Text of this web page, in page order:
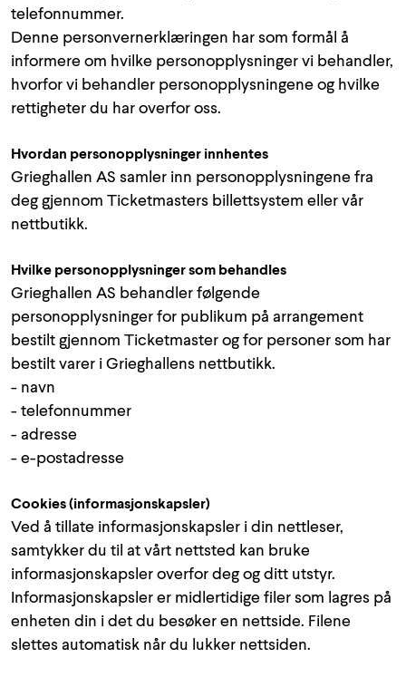
telefonnummer.
Denne personvernerklæringen har som formål å
informere om hvilke personopplysninger vi behandler,
hvorfor vi behandler personopplysningene og hvilke
rettigheter du har overfor oss.
Hvordan personopplysninger innhentes
Grieghallen AS samler inn personopplysningene fra
deg gjennom Ticketmasters billettsystem eller vår
nettbutikk.
Hvilke personopplysninger som behandles
Grieghallen AS behandler følgende
personopplysninger for publikum på arrangement
bestilt gjennom Ticketmaster og for personer som har
bestilt varer i Grieghallens nettbutikk.
- navn
- telefonnummer
- adresse
- e-postadresse
Cookies (informasjonskapsler)
Ved å tillate informasjonskapsler i din nettleser,
samtykker du til at vårt nettsted kan bruke
informasjonskapsler overfor deg og ditt utstyr.
Informasjonskapsler er midlertidige filer som lagres på
enheten din i det du besøker en nettside. Filene
slettes automatisk når du lukker nettsiden.